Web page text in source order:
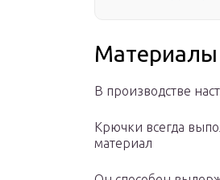
Материалы
В производстве
Крючки всегда
материал